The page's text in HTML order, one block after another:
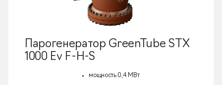
Парогенератор GreenTube STX
1000 Ev F-H-S
мощность 0,4 МВт